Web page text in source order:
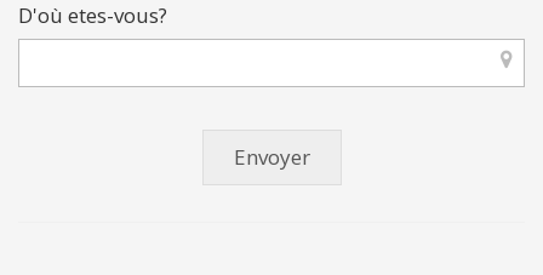
D'où etes-vous?